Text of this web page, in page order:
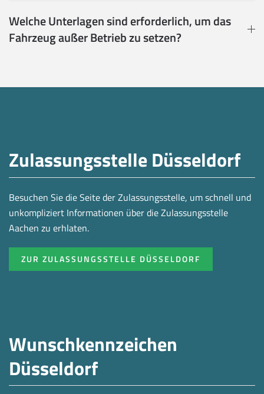
Welche Unterlagen sind erforderlich, um das
Fahrzeug außer Betrieb zu setzen?
Zulassungsstelle Düsseldorf
Besuchen Sie die Seite der Zulassungsstelle, um schnell und
unkompliziert Informationen über die Zulassungsstelle
Aachen zu erhlaten.
ZUR ZULASSUNGSSTELLE DÜSSELDORF
Wunschkennzeichen
Düsseldorf